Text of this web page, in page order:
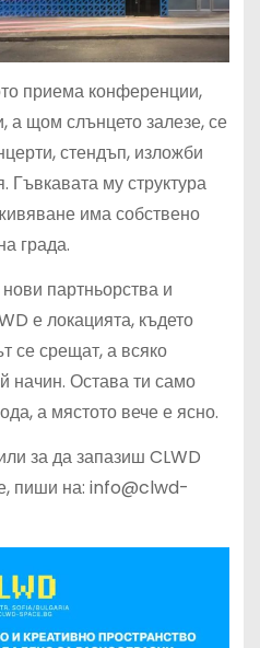
приема конференции,
а щом слънцето залезе, се
стендъп, изложби
Гъвкавата му структура
има собствено
града.
партньорства и
е локацията, където
се срещат, а всяко
начин. Остава ти само
а мястото вече е ясно.
за да запазиш CLWD
пиши на: info@clwd-